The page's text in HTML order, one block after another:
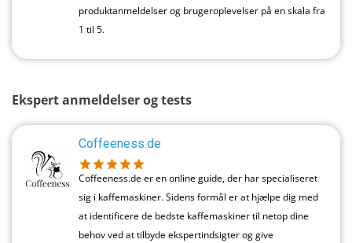
produktanmeldelser og brugeroplevelser på en skala fra
1 til 5.
Ekspert anmeldelser og tests
Coffeeness.de
Coffeeness.de er en online guide, der har specialiseret
sig i kaffemaskiner. Sidens formål er at hjælpe dig med
at identificere de bedste kaffemaskiner til netop dine
behov ved at tilbyde ekspertindsigter og give